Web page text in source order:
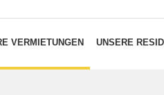
VERMIETUNGEN UNSERE